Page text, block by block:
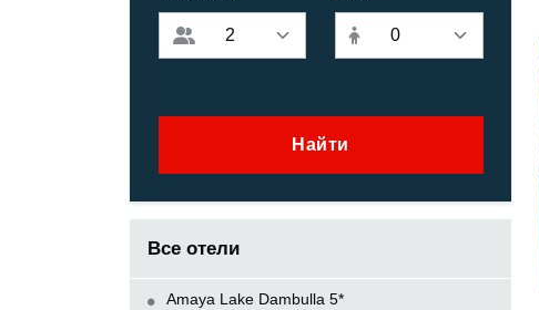
Найти
Все отели
Amaya Lake Dambulla 5*